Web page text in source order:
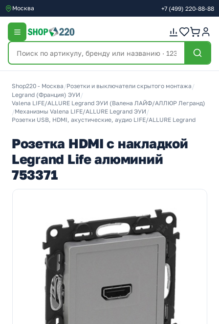
Москва +7 (499) 220-88-88
Shop220 - Москва /Розетки и выключатели скрытого монтажа /
Legrand (Франция) ЭУИ /
Valena LIFE/ALLURE Legrand ЭУИ (Валена ЛАЙФ/АЛЛЮР Легранд)
/Механизмы Valena LIFE/ALLURE Legrand ЭУИ /
Розетки USB, HDMI, акустические, аудио LIFE/ALLURE Legrand
Розетка HDMI с накладкой
Legrand Life алюминий
753371